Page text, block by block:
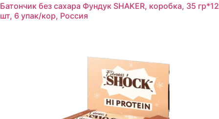
Батончик без сахара Фундук SHAKER, коробка, 35 гр*12
шт, 6 упак/кор, Россия